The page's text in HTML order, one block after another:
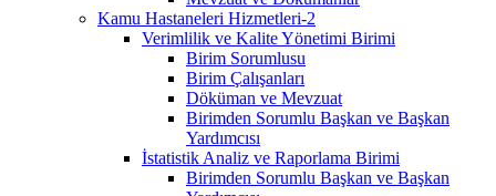
Kamu Hastaneleri Hizmetleri-2
Verimlilik ve Kalite Yönetimi Birimi
Birim Sorumlusu
Birim Çalışanları
Döküman ve Mevzuat
Birimden Sorumlu Başkan ve Başkan
Yardımcısı
İstatistik Analiz ve Raporlama Birimi
Birimden Sorumlu Başkan ve Başkan